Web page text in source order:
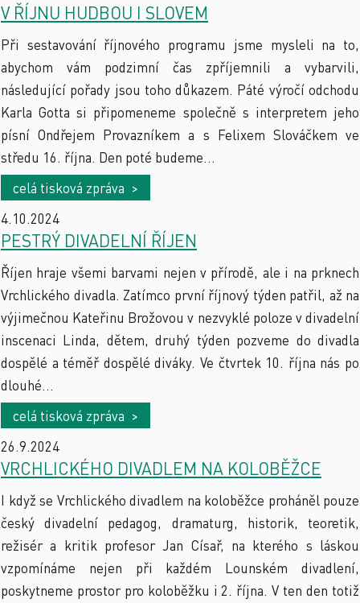
V ŘÍJNU HUDBOU I SLOVEM
Při sestavování říjnového programu jsme mysleli na to,
abychom vám podzimní čas zpříjemnili a vybarvili,
následující pořady jsou toho důkazem. Páté výročí odchodu
Karla Gotta si připomeneme společně s interpretem jeho
písní Ondřejem Provazníkem a s Felixem Slováčkem ve
středu 16. října. Den poté budeme...
celá tisková zpráva >
4.10.2024
PESTRÝ DIVADELNÍ ŘÍJEN
Říjen hraje všemi barvami nejen v přírodě, ale i na prknech
Vrchlického divadla. Zatímco první říjnový týden patřil, až na
výjimečnou Kateřinu Brožovou v nezvyklé poloze v divadelní
inscenaci Linda, dětem, druhý týden pozveme do divadla
dospělé a téměř dospělé diváky. Ve čtvrtek 10. října nás po
dlouhé...
celá tisková zpráva >
26.9.2024
VRCHLICKÉHO DIVADLEM NA KOLOBĚŽCE
I když se Vrchlického divadlem na koloběžce proháněl pouze
český divadelní pedagog, dramaturg, historik, teoretik,
režisér a kritik profesor Jan Císař, na kterého s láskou
vzpomínáme nejen při každém Lounském divadlení,
poskytneme prostor pro koloběžku i 2. října. V ten den totiž